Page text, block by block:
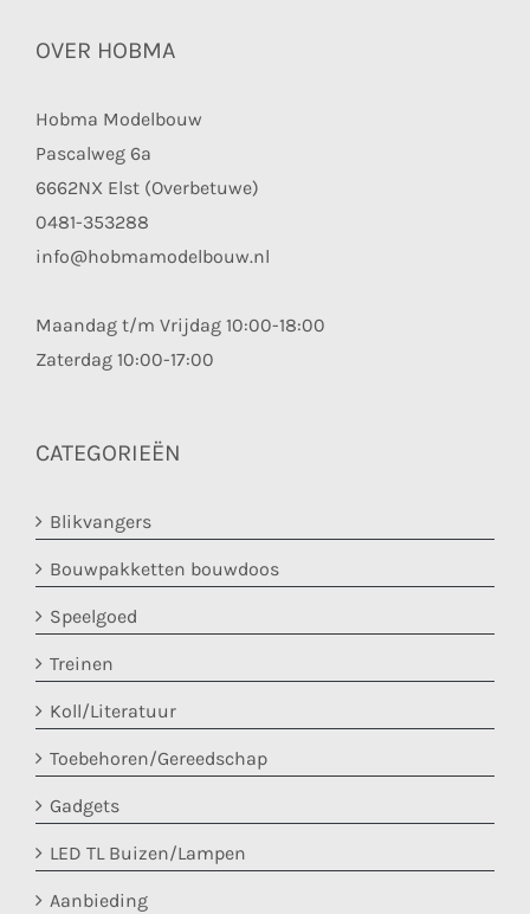
OVER HOBMA
Hobma Modelbouw
Pascalweg 6a
6662NX Elst (Overbetuwe)
0481-353288
info@hobmamodelbouw.nl
Maandag t/m Vrijdag 10:00-18:00
Zaterdag 10:00-17:00
CATEGORIEËN
Blikvangers
Bouwpakketten bouwdoos
Speelgoed
Treinen
Koll/Literatuur
Toebehoren/Gereedschap
Gadgets
LED TL Buizen/Lampen
Aanbieding